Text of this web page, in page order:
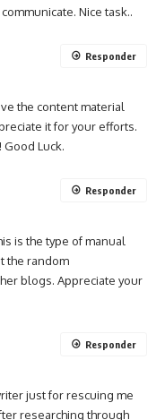
Nice task..
the content material
it for your efforts.
Luck.
Responder
is the type of manual
the random
blogs. Appreciate your
Responder
just for rescuing me
researching through
Responder